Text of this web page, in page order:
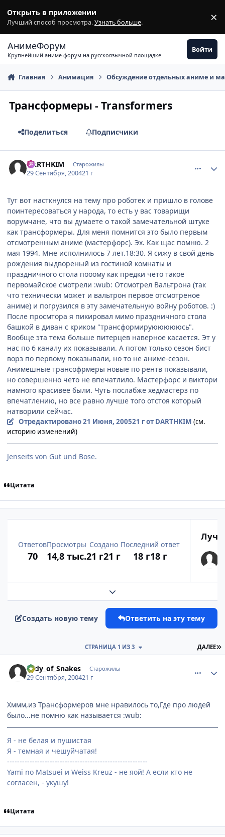
Открыть в приложении
Лучший способ просмотра.Узнать больше. ×
АнимеФорум
Крупнейший аниме-форум на русскоязычной площадке
Войти
Главная Анимация Обсуждение отдельных аниме и
Трансформеры - Transformers
Поделиться Подписчики
DARTHKIM Старожилы
29 Сентября, 200421 г
Тут вот насткнулся на тему про роботек и пришло в голове
поинтересоваться у народа, то есть у вас товарищи
ворумчане, что вы думаете о такой замечательной штуке
как трансформеры. Для меня помнится это было первым
отсмотренным аниме (мастерфорс). Эх. Как щас помню. 2
мая 1994. Мне исполнилось 7 лет.18:30. Я сижу в свой день
рождения выдвореный из гостиной комнаты и
праздничного стола пооому как предки чето такое
первомайское смотрели :wub: Отсмотрел Вальтрона (так
что технически может и вальтрон первое отсмотреное
аниме) и погрузился в эту замечательную войну роботов. :)
После просмтора я пикировал мимо праздничного стола
башкой в диван с криком "трансформируюююююсь".
Вообще эта тема больше питерцев наверное касается. Эт у
нас по 6 каналу их показывали. А потом только сезон бист
ворз по первому показывали, но то не аниме-сезон.
Анимешные трансофрмеры новые по рентв показывали,
но совершенно чето не впечатлило. Мастерфорс и виктори
намного красивее были. Чуть послабже хедмастерз по
впечатлению, но все равно лучше того отстоя который
натворили сейчас.
Отредактировано21 Июня, 200521 гот DARTHKIM (см.
историю изменений)
Jenseits von Gut und Bose.
Цитата
Ответов
70
Просмотры
14,8 тыс.
Создано
21 г21 г
Последний ответ
18 г18 г
Развернуть обзор темы
Создать новую тему Ответить на эту тему
ДАЛЕЕ
СТРАНИЦА 1 ИЗ 3
Lady_of_Snakes Старожилы
29 Сентября, 200421 г
Хммм,из Трансформеров мне нравилось то,Где про людей
было...не помню как называется :wub:
Я - не белая и пушистая
Я - темная и чешуйчатая!
--------------------------------------------------------
Yami no Matsuei и Weiss Kreuz - не яой! А если кто не
согласен, - укушу!
Цитата